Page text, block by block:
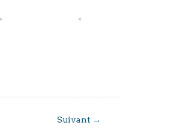
Suivant →